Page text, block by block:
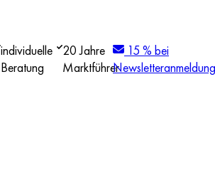
individuelle
Beratung
20 Jahre
Marktführer
15 % bei
Newsletteranmeldung